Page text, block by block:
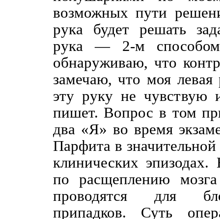
возможных пути
рука будет решать
рука — 2-м
обнаруживаю, что
замечаю, что моя
эту руку не чувствую
пишет. Вопрос в том
два «Я» во время
Парфита в
клинических
по расщеплению
проводятся для
припадков. Суть